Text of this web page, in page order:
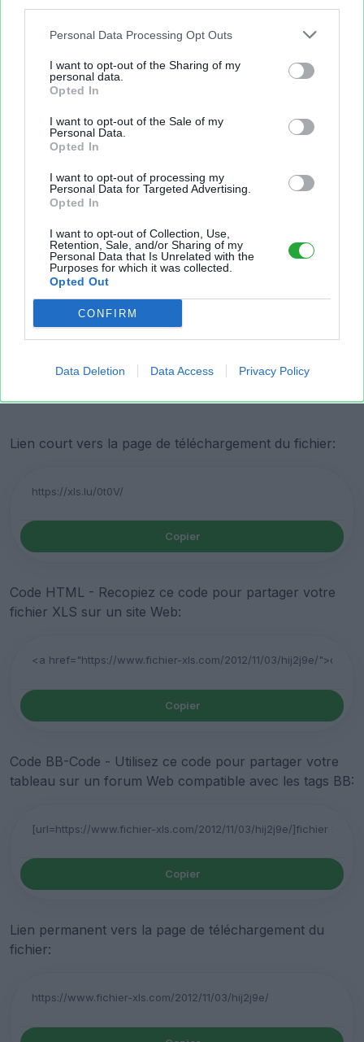
Personal Data Processing Opt Outs
I want to opt-out of the Sharing of my
personal data.
Opted In
I want to opt-out of the Sale of my
Personal Data.
Opted In
I want to opt-out of processing my
Personal Data for Targeted Advertising.
Opted In
I want to opt-out of Collection, Use,
Retention, Sale, and/or Sharing of my
Personal Data that Is Unrelated with the
Purposes for which it was collected.
Opted Out
CONFIRM
Data Deletion Data Access Privacy Policy
Sur le même sujet..
satisfait etablissement
proposees
Partager le fichier
Lien court vers la page de téléchargement du fichier:
Copier
Code HTML - Recopiez ce code pour partager votre
fichier XLS sur un site Web:
Copier
Code BB-Code - Utilisez ce code pour partager votre
tableau sur un forum Web compatible avec les tags BB:
Copier
Lien permanent vers la page de téléchargement du
fichier: